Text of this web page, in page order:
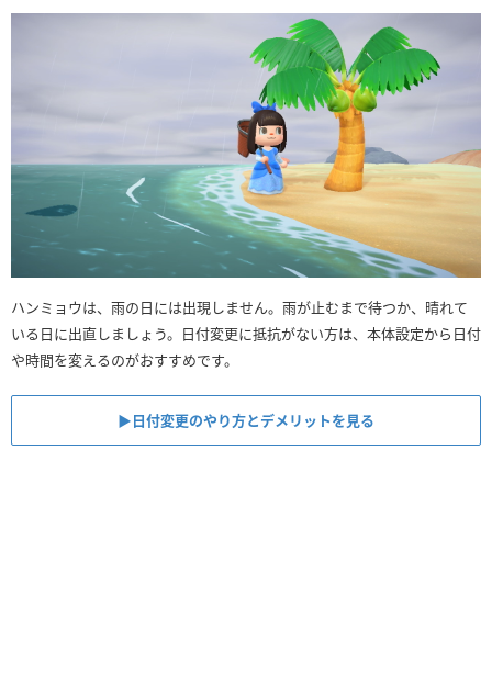
ハンミョウは、雨の日には出現しません。雨が止むまで待つか、晴れて
いる日に出直しましょう。日付変更に抵抗がない方は、本体設定から日付
や時間を変えるのがおすすめです。
▶︎日付変更のやり方とデメリットを見る